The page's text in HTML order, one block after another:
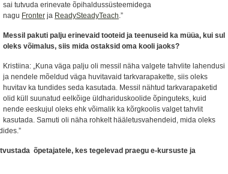
sai tutvuda erinevate õpihaldussüsteemidega
nagu Fronter ja ReadySteadyTeach.”
Messil pakuti palju erinevaid tooteid ja teenuseid ka müüa, kui sul
oleks võimalus, siis mida ostaksid oma kooli jaoks?
Kristiina: „Kuna väga palju oli messil näha valgete tahvlite lahendusi
ja nendele mõeldud väga huvitavaid tarkvarapakette, siis oleks
huvitav ka tundides seda kasutada. Messil nähtud tarkvarapaketid
olid küll suunatud eelkõige üldhariduskoolide õpinguteks, kuid
nende eeskujul oleks ehk võimalik ka kõrgkoolis valget tahvlit
kasutada. Samuti oli näha rohkelt hääletusvahendeid, mida oleks
õpetajatele, kes tegelevad praegu e-kursuste ja